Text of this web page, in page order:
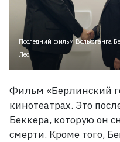
Последний фильм Вольфганга
Лео.
Фильм «Берлинский
кинотеатрах. Это
Беккера, которую он
смерти. Кроме того,